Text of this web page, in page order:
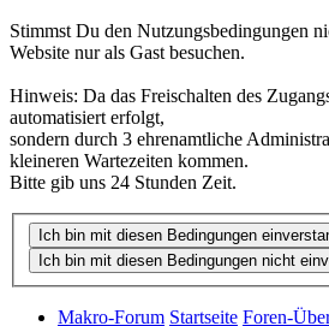
Stimmst Du den Nutzungsbedingungen
Website nur als Gast besuchen.
Hinweis: Da das Freischalten des
automatisiert erfolgt,
sondern durch 3 ehrenamtliche
kleineren Wartezeiten kommen.
Bitte gib uns 24 Stunden Zeit.
Makro-Forum Startseite Foren-